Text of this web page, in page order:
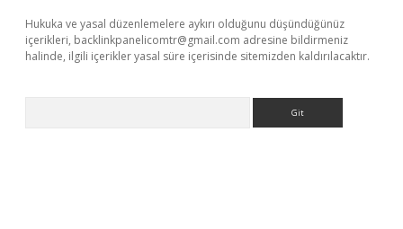
Hukuka ve yasal düzenlemelere aykırı olduğunu düşündüğünüz
içerikleri, backlinkpanelicomtr@gmail.com adresine bildirmeniz
halinde, ilgili içerikler yasal süre içerisinde sitemizden kaldırılacaktır.